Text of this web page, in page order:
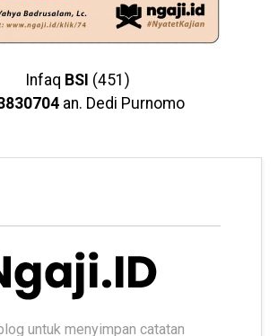
Infaq BSI (451)
an. Dedi Purnomo
untuk menyimpan catatan